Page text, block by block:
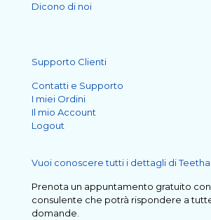
Dicono di noi
Supporto Clienti
Contatti e Supporto
I miei Ordini
Il mio Account
Logout
Vuoi conoscere tutti i dettagli di
Prenota un appuntamento gratuito
consulente che potrà rispondere a
domande.